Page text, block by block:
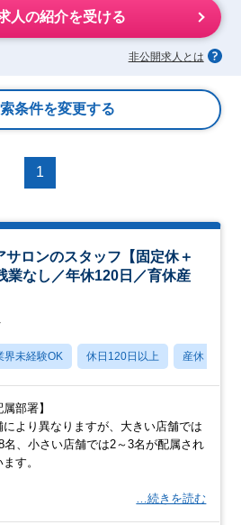
人の紹介を受ける
非公開求人とは
条件を変更する
1
ロンのスタッフ【固定休＋
業なし／年休120日／育休産
界未経験OK 休日120日以上 産休・育休
属部署】
により異なりますが、大きい店舗では
名、小さい店舗では2～3名が配属され
す。
…続きを読む